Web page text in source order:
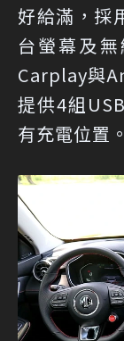
好給滿，採
台螢幕及
Carplay與
提供4組
有充電位置。